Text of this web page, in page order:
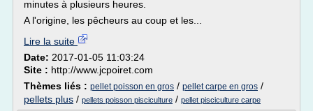
minutes à plusieurs heures.
A l'origine, les pêcheurs au coup et les...
Lire la suite
Date: 2017-01-05 11:03:24
Site : http://www.jcpoiret.com
Thèmes liés : pellet poisson en gros / pellet carpe en gros /
pellets plus / pellets poisson pisciculture / pellet pisciculture carpe